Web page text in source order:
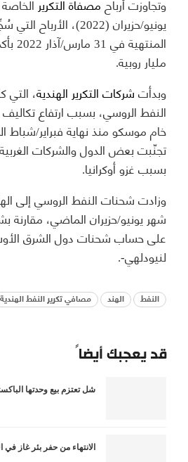
وتجاوزت أرباحمصفاة التكرير
يونيو/حزيران (2022)،
مليار روبية.
وبدأتشركات التكرير الهندية، التي
النفط الروسي، بسبب ارتفاع
تجنّبت بعض الدول والشركات
بسبب غزو أوكرانيا.
شهر يونيو/حزيران الماضي، مقارنة
على حساب شحنات دول الشرق
لنيودلهي-.
النفط الهند مصافي تكرير النفط الهندية
قد يعجبك أيضاً
شل تعتزم بيع وحدتها
الانتهاء من حفر بئر غاز في